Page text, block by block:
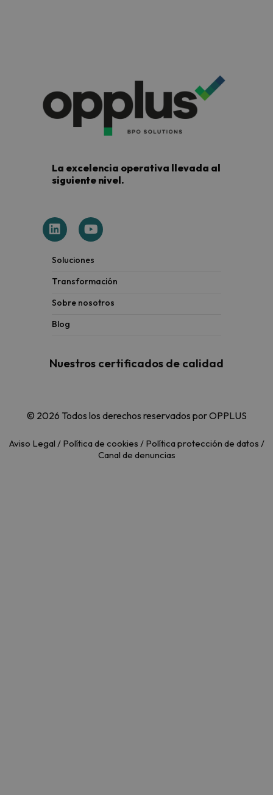
La excelencia operativa llevada al
siguiente nivel.
Soluciones
Transformación
Sobre nosotros
Blog
Nuestros certificados de calidad
© 2026 Todos los derechos reservados por OPPLUS
Aviso Legal / Política de cookies / Política protección de datos /
Canal de denuncias